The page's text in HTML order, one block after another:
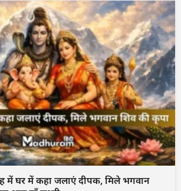
में घर में कहा जलाएं दीपक, मिले भगवान